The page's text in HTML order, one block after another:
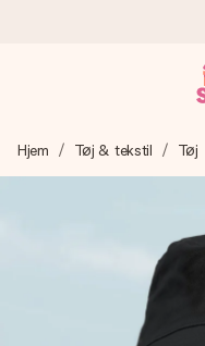
Vi laver din gave med
du kan give den på
4,7 (baseret på
Vores gaver
Hjem Tøj & tekstil Tøj